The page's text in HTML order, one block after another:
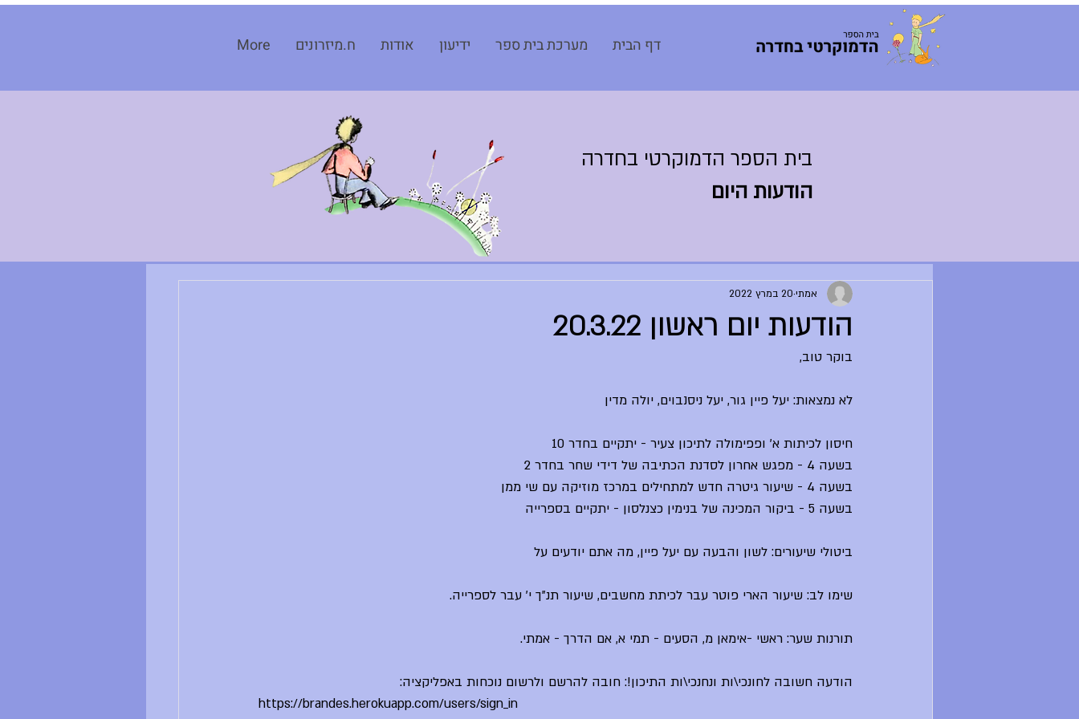
דף הבית מערכת בית ספר ידיעון אודות ח.מיזרונים More
בית הספר הדמוקרטי בחדרה
הודעות היום
הודעות יום ראשון 20.3.22
אמתי 20 במרץ 2022
בוקר טוב,
לא נמצאות: יעל פיין גור, יעל ניסנבוים, יולה מדין
חיסון לכיתות א' ופפימולה לתיכון צעיר - יתקיים בחדר 10
בשעה 4 - מפגש אחרון לסדנת הכתיבה של דידי שחר בחדר 2
בשעה 4 - שיעור גיטרה חדש למתחילים במרכז מוזיקה עם שי ממן
בשעה 5 - ביקור המכינה של בנימין כצנלסון - יתקיים בספרייה
ביטולי שיעורים: לשון והבעה עם יעל פיין, מה אתם יודעים על
שימו לב: שיעור הארי פוטר עבר לכיתת מחשבים, שיעור תנ"ך י' עבר לספרייה.
תורנות שער: ראשי -אימאן מ, הסעים - תמי א, אם הדרך - אמתי.
הודעה חשובה לחונכי\ות ונחנכי\ות התיכון!: חובה להרשם ולרשום נוכחות באפליקציה:
https://brandes.herokuapp.com/users/sign_in